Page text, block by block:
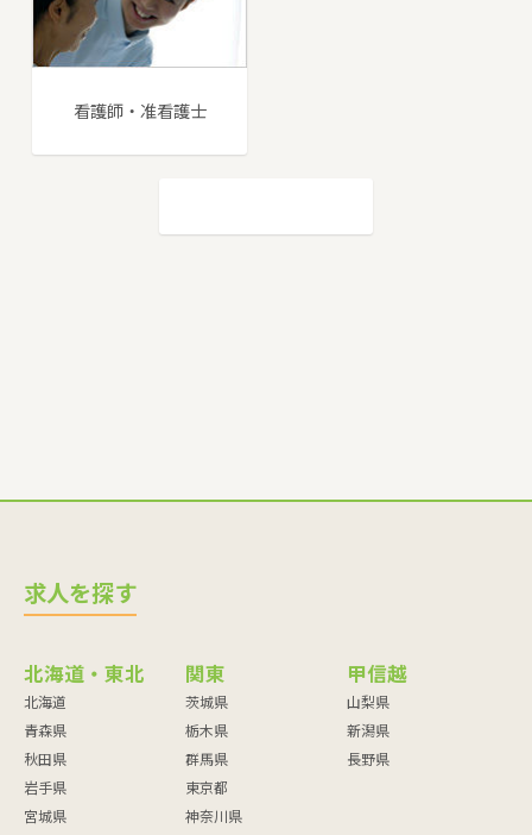
看護師・准看護士
求人を探す
北海道・東北
北海道
青森県
秋田県
岩手県
宮城県
関東
茨城県
栃木県
群馬県
東京都
神奈川県
甲信越
山梨県
新潟県
長野県